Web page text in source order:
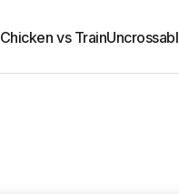
Chicken vs Train